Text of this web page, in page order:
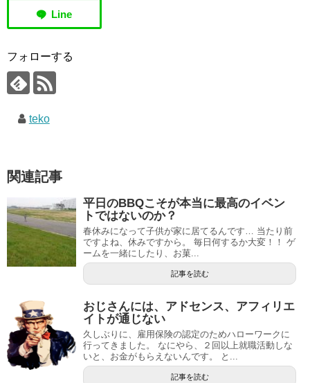
フォローする
teko
関連記事
平日のBBQこそが本当に最高のイベン
トではないのか？
春休みになって子供が家に居てるんです… 当たり前
ですよね、休みですから。 毎日何するか大変！！ ゲ
ームを一緒にしたり、お菓...
記事を読む
おじさんには、アドセンス、アフィリエ
イトが通じない
久しぶりに、雇用保険の認定のためハローワークに
行ってきました。 なにやら、２回以上就職活動しな
いと、お金がもらえないんです。 と...
記事を読む